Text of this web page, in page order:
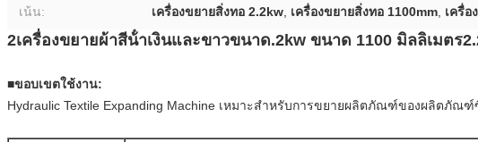
เน้น: เครื่องขยายสิ่งทอ 2.2kw, เครื่องขยายสิ่งทอ 1100mm, เครื่อ
2เครื่องขยายผ้าสีน้ําเงินและขาวขนาด.2kw ขนาด 1100 มิลลิเมตร
■ขอบเขตใช้งาน:
Hydraulic Textile Expanding Machine เหมาะสําหรับการขยายผลิตภัณฑ์ของผลิตภัณ